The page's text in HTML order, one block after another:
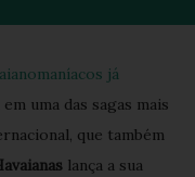
já
uma das sagas mais
que também
lança a sua